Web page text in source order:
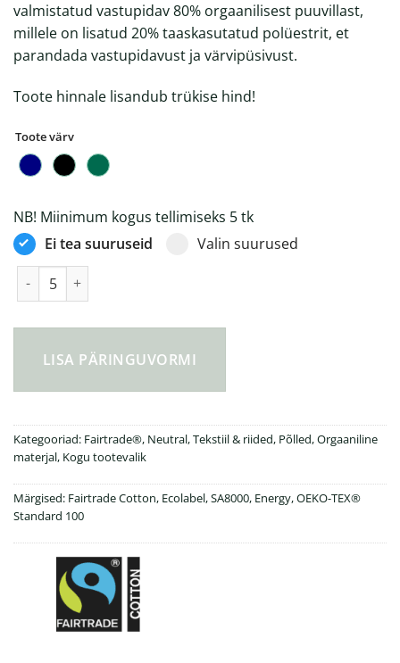
valmistatud vastupidav 80% orgaanilisest puuvillast,
millele on lisatud 20% taaskasutatud polüestrit, et
parandada vastupidavust ja värvipüsivust.
Toote hinnale lisandub trükise hind!
Toote värv
NB! Miinimum kogus tellimiseks 5 tk
Ei tea suuruseid
Valin suurused
LISA PÄRINGUVORMI
Kategooriad: Fairtrade®, Neutral,Tekstiil & riided, Põlled,Orgaaniline
materjal, Kogu tootevalik
Märgised: Fairtrade Cotton, Ecolabel,SA8000, Energy,OEKO-TEX®
Standard 100